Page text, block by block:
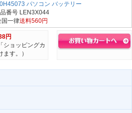
パソコン バッテリー
番号 LEN3X044
国一律送料560円
円
ショッピングカ
す。）